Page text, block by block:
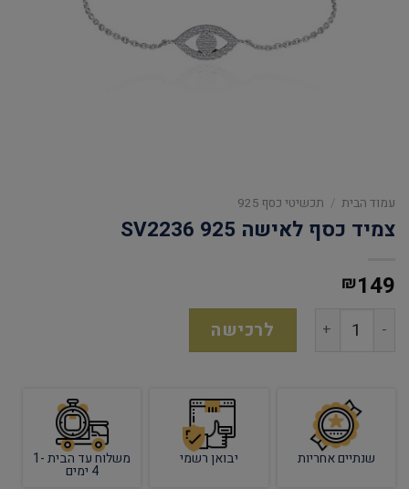
עמוד הבית / תכשיטי כסף 925
צמיד כסף לאישה 925 SV2236
₪149
לרכישה
שנתיים אחריות יבואן רשמי משלוח עד הבית 1-
4 ימים